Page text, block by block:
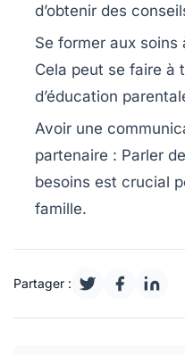
d’obtenir des
Se former aux
Cela peut se faire à
d’éducation
Avoir une
partenaire : Parler
besoins est crucial
famille.
Partager :